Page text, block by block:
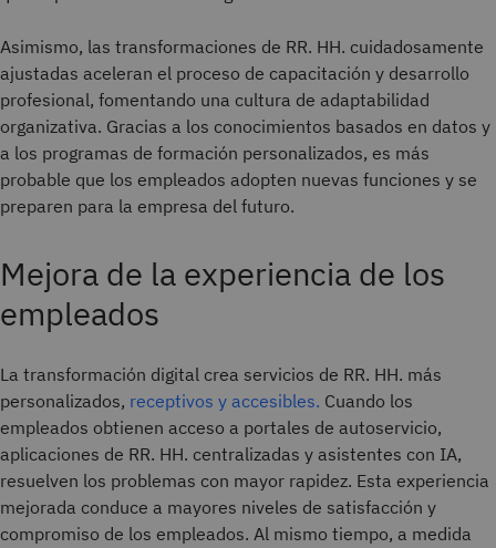
Asimismo, las transformaciones de RR. HH. cuidadosamente
ajustadas aceleran el proceso de capacitación y desarrollo
profesional, fomentando una cultura de adaptabilidad
organizativa. Gracias a los conocimientos basados en datos y
a los programas de formación personalizados, es más
probable que los empleados adopten nuevas funciones y se
preparen para la empresa del futuro.
Mejora de la experiencia de los
empleados
La transformación digital crea servicios de RR. HH. más
personalizados, receptivos y accesibles. Cuando los
empleados obtienen acceso a portales de autoservicio,
aplicaciones de RR. HH. centralizadas y asistentes con IA,
resuelven los problemas con mayor rapidez. Esta experiencia
mejorada conduce a mayores niveles de satisfacción y
compromiso de los empleados. Al mismo tiempo, a medida